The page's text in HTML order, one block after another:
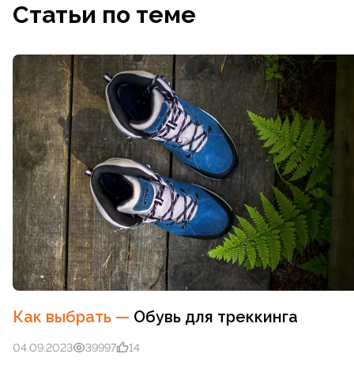
Статьи по теме
Как выбрать — Обувь для треккинга
04.09.2023 39997 14